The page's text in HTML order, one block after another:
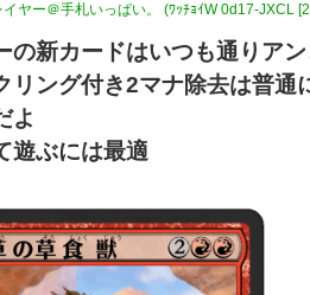
ヤー＠手札いっぱい。 (ﾜｯﾁｮｲW 0d17-JXCL
の新カードはいつも通りア
リング付き2マナ除去は普
よ
遊ぶには最適